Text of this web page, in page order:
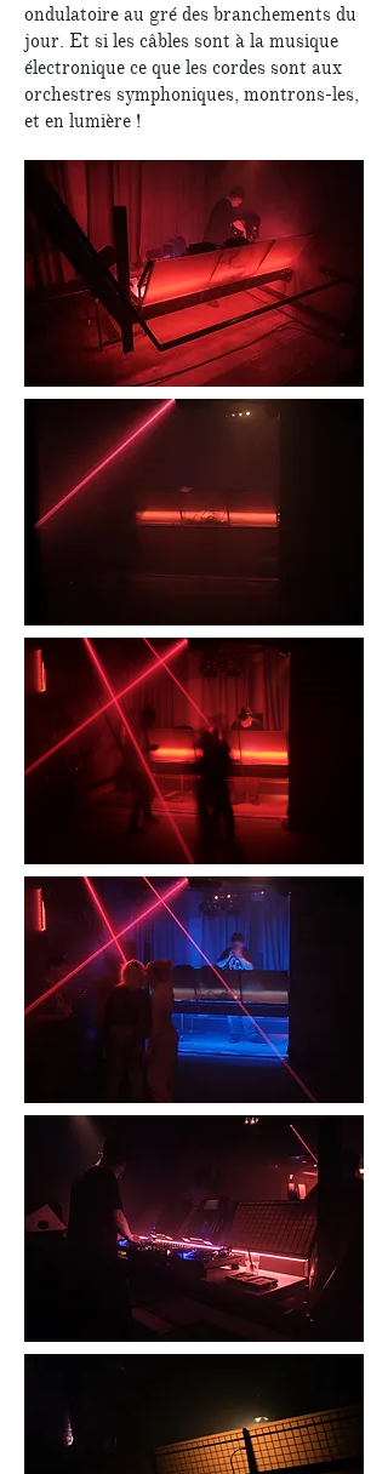
ondulatoire au gré des branchements du
jour. Et si les câbles sont à la musique
électronique ce que les cordes sont aux
orchestres symphoniques, montrons-les,
et en lumière !